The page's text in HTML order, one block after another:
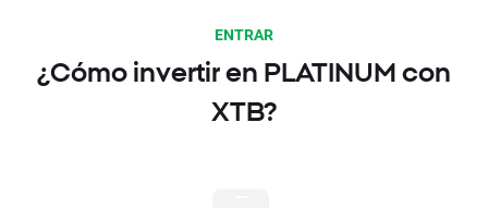
ENTRAR
¿Cómo invertir en PLATINUM con
XTB?